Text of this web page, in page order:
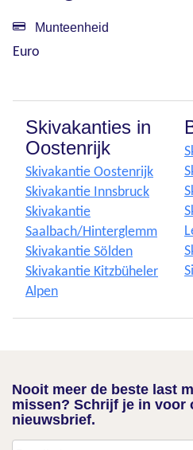
Munteenheid
Euro
Skivakanties in
Oostenrijk
Skivakantie Oostenrijk
Skivakantie Innsbruck
Skivakantie
Saalbach/Hinterglemm
Skivakantie Sölden
Skivakantie Kitzbüheler
Alpen
Nooit meer de beste last
missen? Schrijf je in voor
nieuwsbrief.